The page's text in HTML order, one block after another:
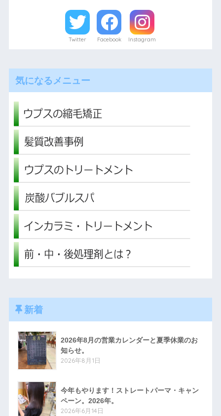
Twitter Facebook Instagram
気になるメニュー
新着
2026年8月の営業カレンダーと夏季休業のお
知らせ。
2026年8月1日
今年もやります！ストレートパーマ・キャン
ペーン。2026年。
2026年6月14日